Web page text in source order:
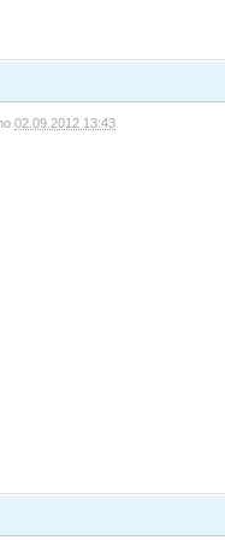
02.09.2012 13:43